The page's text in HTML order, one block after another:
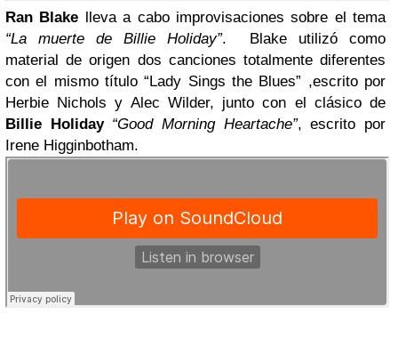
Ran Blake lleva a cabo improvisaciones sobre el tema
“La muerte de Billie Holiday”. Blake utilizó como
material de origen dos canciones totalmente diferentes
con el mismo título “Lady Sings the Blues” ,escrito por
Herbie Nichols y Alec Wilder, junto con el clásico de
Billie Holiday “Good Morning Heartache”, escrito por
Irene Higginbotham.